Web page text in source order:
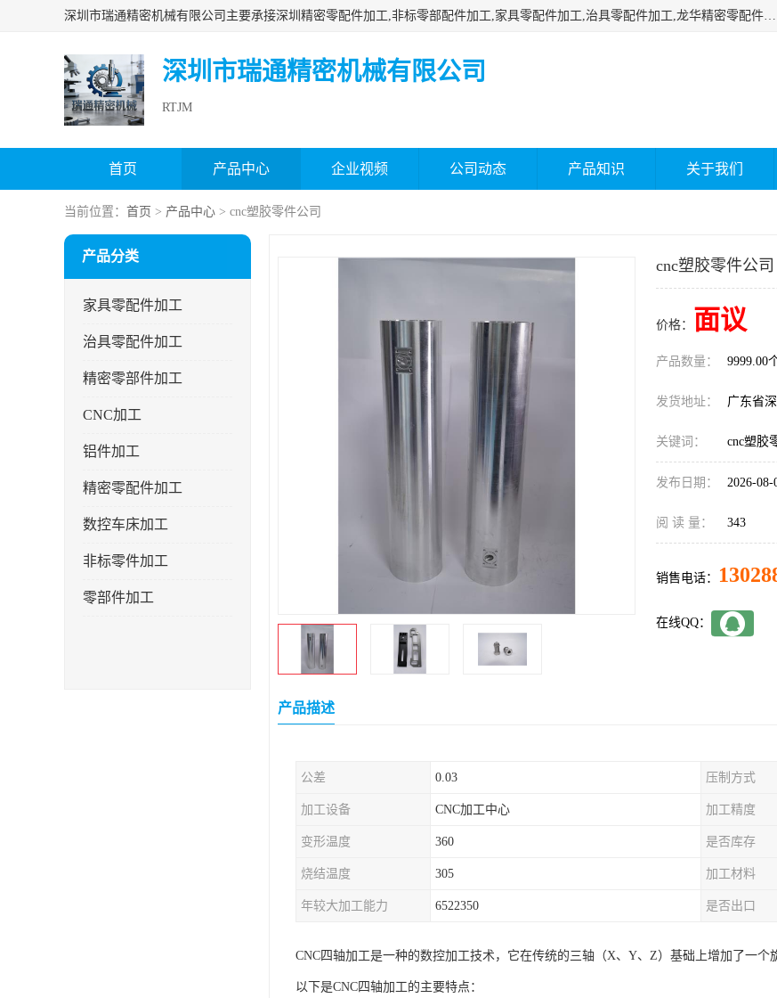
深圳市瑞通精密机械有限公司主要承接深圳精密零配件加工,非标零部配件加工,家具零配件加工,治具零配件加工,龙华精密零配件加工等各种各种精密机械加工，欢迎来来电咨询！
深圳市瑞通精密机械有限公司
RTJM
首页 产品中心 企业视频 公司动态 产品知识 关于我们
当前位置： 首页 > 产品中心 > cnc塑胶零件公司
产品分类
家具零配件加工
治具零配件加工
精密零部件加工
CNC加工
铝件加工
精密零配件加工
数控车床加工
非标零件加工
零部件加工
cnc塑胶零件公司
价格： 面议
产品数量： 9999.00
发货地址： 广东省
关键词： cnc塑胶
发布日期： 2026-08-
阅 读 量： 343
销售电话：
在线QQ：
产品描述
公差 0.03 压制方式
加工设备 CNC加工中心 加工精度
变形温度 360 是否库存
烧结温度 305 加工材料
年较大加工能力 6522350 是否出口
CNC四轴加工是一种的数控加工技术，它在传统的三轴（X、Y、Z）基础上增加了一个
以下是CNC四轴加工的主要特点：